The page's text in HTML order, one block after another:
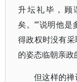
升坛礼毕，顾
矣。’”说明他
得政权时没有
的姿态临朝亲政
但这样的禅